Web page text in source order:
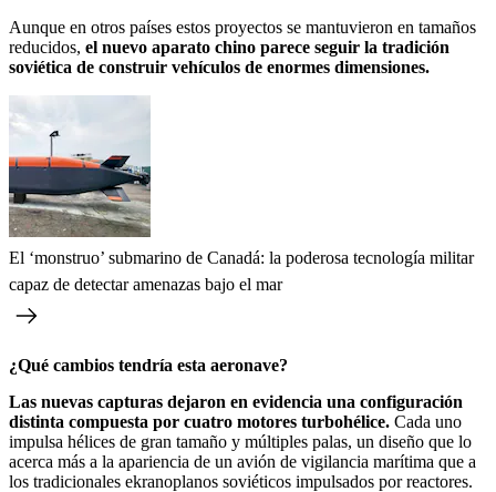
Aunque en otros países estos proyectos se mantuvieron en tamaños
reducidos, el nuevo aparato chino parece seguir la tradición
soviética de construir vehículos de enormes dimensiones.
El ‘monstruo’ submarino de Canadá: la poderosa tecnología militar
capaz de detectar amenazas bajo el mar
¿Qué cambios tendría esta aeronave?
Las nuevas capturas dejaron en evidencia una configuración
distinta compuesta por cuatro motores turbohélice. Cada uno
impulsa hélices de gran tamaño y múltiples palas, un diseño que lo
acerca más a la apariencia de un avión de vigilancia marítima que a
los tradicionales ekranoplanos soviéticos impulsados por reactores.